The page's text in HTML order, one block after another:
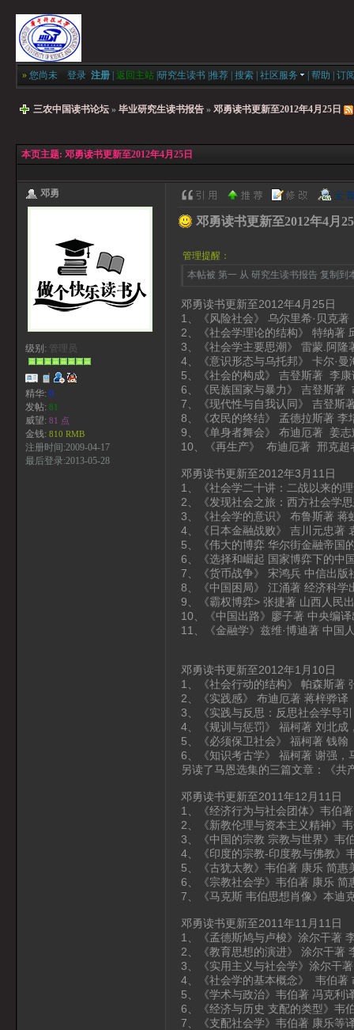
» 您尚未 登录 注册 返回主站 研究生读书 推荐 搜索 社区服务 帮助 订
三农中国读书论坛 » 毕业研究生读书报告 » 邓勇读书更新至2012年4月25日
本页主题: 邓勇读书更新至2012年4月25日
邓勇
级别: 管理员
精华: 0
发帖: 81
威望: 81 点
金钱: 810 RMB
注册时间:2009-04-17
最后登录:2013-05-28
邓勇读书更新至2012年4月
管理提醒：
本帖被 第一 从 研究生读书报告 复制到
邓勇读书更新至2012年4月25日
1、《风险社会》 乌尔里希·贝克
2、《社会学理论的结构》 特纳著
3、《社会学主要思潮》 雷蒙.阿
4、《意识形态与乌托邦》 卡尔·
5、《社会的构成》 吉登斯著 李
6、《民族国家与暴力》 吉登斯著
7、《现代性与自我认同》 吉登斯
8、《农民的终结》 孟德拉斯著
9、《单身者舞会》 布迪厄著 姜
10、《再生产》 布迪厄著 邢克超
邓勇读书更新至2012年3月11日
1、《社会学二十讲：二战以来的
2、《发现社会之旅：西方社会学
3、《社会学的意识》 布鲁斯著 蒋
4、《日本金融战败》 吉川元忠著
5、《伟大的博弈 华尔街金融帝国
6、《选择和崛起 国家博弈下的中
7、《货币战争》 宋鸿兵 中信出版
8、《中国困局》 江涌著 经济科学
9、《霸权博弈> 张捷著 山西人民
10、《中国出路》廖子著 中央编译
11、《金融学》兹维·博迪著 中国
邓勇读书更新至2012年1月10日
1、《社会行动的结构》 帕森斯著
2、《实践感》 布迪厄著 蒋梓骅译
3、《实践与反思：反思社会学导
4、《规训与惩罚》 福柯著 刘北成
5、《必须保卫社会》 福柯著 钱
6、《知识考古学》 福柯著 谢强，
另读了马恩选集的三篇文章：《共
邓勇读书更新至2011年12月11日
1、《经济行为与社会团体》韦伯
2、《新教伦理与资本主义精神》
3、《中国的宗教 宗教与世界》韦
4、《印度的宗教-印度教与佛教》
5、《古犹太教》韦伯著 康乐 简惠
6、《宗教社会学》韦伯著 康乐 简
7、《马克斯 韦伯思想肖像》本迪
邓勇读书更新至2011年11月11日
1、《孟德斯鸠与卢梭》涂尔干著
2、《教育思想的演进》 涂尔干著
3、《实用主义与社会学》涂尔干
4、《社会学的基本概念》 韦伯著
5、《学术与政治》韦伯著 冯克利
6、《经济与历史 支配的类型》韦
7、《支配社会学》韦伯著 康乐等